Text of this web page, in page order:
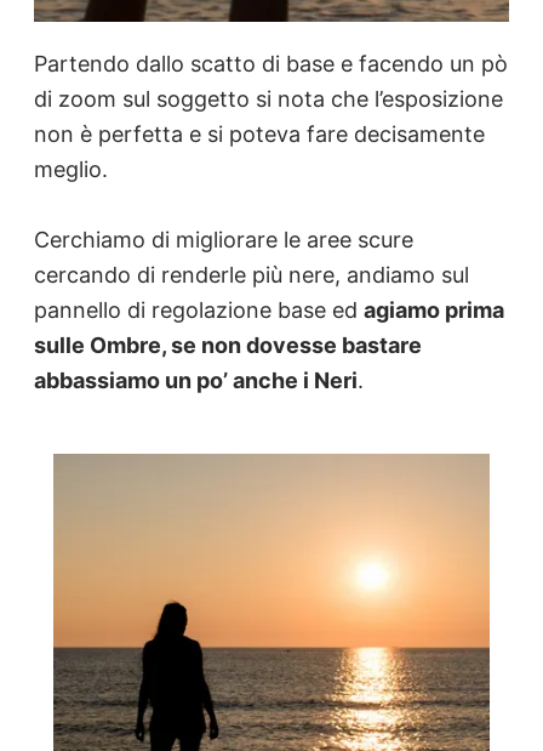
Partendo dallo scatto di base e facendo un pò
di zoom sul soggetto si nota che l’esposizione
non è perfetta e si poteva fare decisamente
meglio.
Cerchiamo di migliorare le aree scure
cercando di renderle più nere, andiamo sul
pannello di regolazione base ed agiamo prima
sulle Ombre, se non dovesse bastare
abbassiamo un po’ anche i Neri.